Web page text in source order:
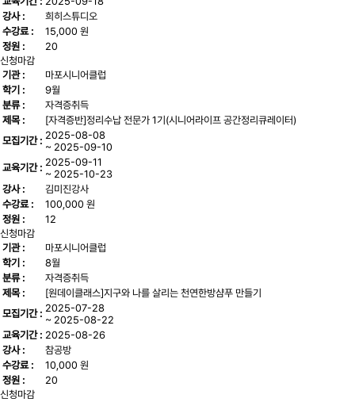
강사 :
희히스튜디오
수강료 :
15,000 원
정원 :
20
신청마감
기관 :
마포시니어클럽
학기 :
9월
분류 :
자격증취득
제목 :
[자격증반]정리수납 전문가 1기(시니어라이프 공간정리큐레이터)
모집기간 : 2025-08-08
~ 2025-09-10
교육기간 : 2025-09-11
~ 2025-10-23
강사 :
김미진강사
수강료 :
100,000 원
정원 :
12
신청마감
기관 :
마포시니어클럽
학기 :
8월
분류 :
자격증취득
제목 :
[원데이클래스]지구와 나를 살리는 천연한방샴푸 만들기
모집기간 : 2025-07-28
~ 2025-08-22
교육기간 : 2025-08-26
강사 :
참공방
수강료 :
10,000 원
정원 :
20
신청마감